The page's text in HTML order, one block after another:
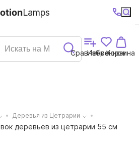
ваш
+7 (495)740-
38-68
График
работы
Каталог Сравнение
Избранное
Корзина
Lamps
Деревья из Цетрарии
деревьев из цетрарии 55 см